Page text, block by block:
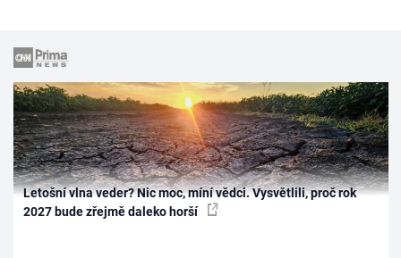
Letošní vlna veder? Nic moc, míní vědci. Vysvětlili, proč rok
2027 bude zřejmě daleko horší